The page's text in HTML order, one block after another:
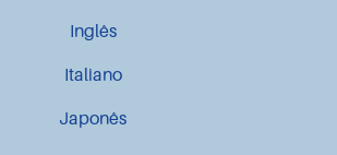
Inglês
Italiano
Japonês